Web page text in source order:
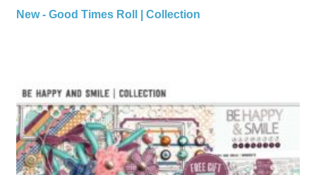
New - Good Times Roll | Collection